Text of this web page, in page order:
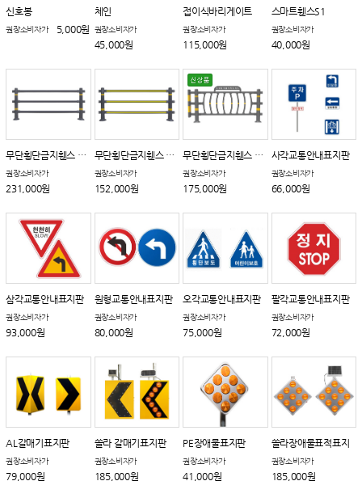
신호봉
권장소비자가 5,000원
체인
권장소비자가
45,000원
접이식바리게이트
권장소비자가
115,000원
스마트휀스S1
권장소비자가
40,000원
무단횡단금지휀스 가로형 (진회색)
권장소비자가
231,000원
무단횡단금지휀스 가로형 (황색)
권장소비자가
152,000원
무단횡단금지휀스 세로형
권장소비자가
175,000원
사각교통안내표지판
권장소비자가
66,000원
삼각교통안내표지판
권장소비자가
93,000원
원형교통안내표지판
권장소비자가
80,000원
오각교통안내표지판
권장소비자가
75,000원
팔각교통안내표지판
권장소비자가
72,000원
AL갈매기표지판
권장소비자가
79,000원
쏠라 갈매기표지판
권장소비자가
185,000원
PE장애물표지판
권장소비자가
41,000원
쏠라장애물표적표지
권장소비자가
185,000원